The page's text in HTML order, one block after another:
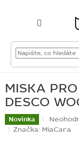
PSY
KOČKY
MISKA
DESCO
Novinka
Značka: MiaCara